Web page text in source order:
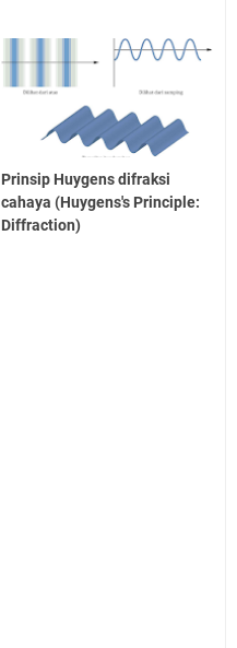
Prinsip Huygens difraksi
cahaya (Huygens's Principle:
Diffraction)